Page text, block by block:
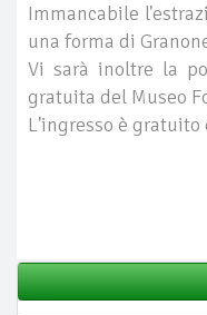
Immancabile
una forma di
Vi sarà inoltre la
gratuita del Museo
L'ingresso è